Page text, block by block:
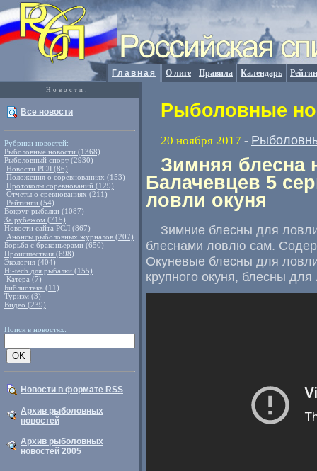
Главная О лиге Правила Календарь
Новости:
Все новости
Рубрики новостей:
Рыболовные новости (1368)
Рыболовный спорт (2930)
Новости РСЛ (86)
Положения о соревнованиях (153)
Протоколы соревнований (129)
Отчеты о сревнованиях (211)
Рейтинги (54)
Вокруг рыбалки (1087)
За рубежом (715)
Новости сайта РСЛ (867)
Анонсы рыболовных журналов (207)
Борьба с браконьерами (650)
Происшествия (698)
Экология (404)
Hi-tech для рыбалки (155)
Катера (7)
Библиотека (11)
Туризм (3)
Видео (239)
Поиск в новостях:
Новости в формате RSS
Архив рыболовных
новостей
Архив рыболовных
новостей 2005
Рыболовные
20 ноября 2017 -
Зимняя блесна
Балачевцев 5
ловли окуня
Зимние блесны для
блеснами ловлю сам.
Окуневые блесны для
крупного окуня, блесны для